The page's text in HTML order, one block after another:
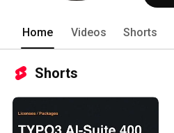
Home Videos Shorts
Shorts